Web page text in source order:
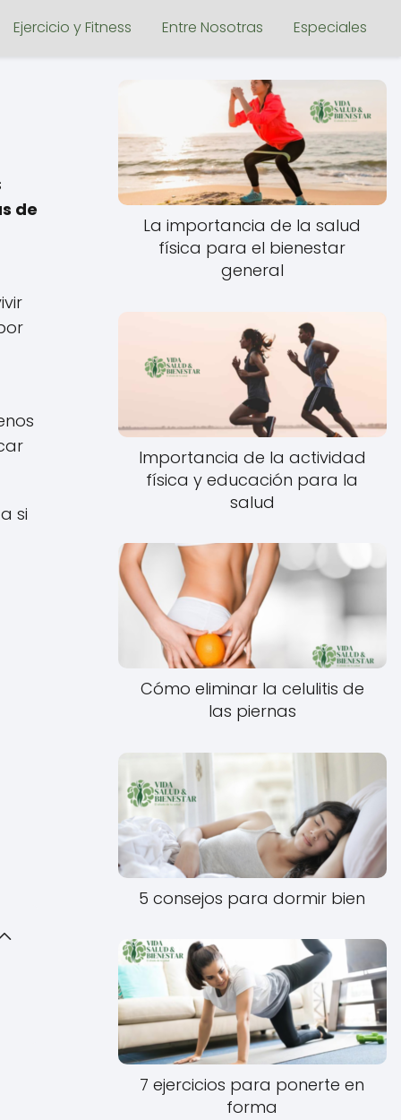
Ejercicio y Fitness Entre Nosotras Especiales
de
si
La importancia de la salud
física para el bienestar
general
Importancia de la actividad
física y educación para la
salud
Cómo eliminar la celulitis de
las piernas
5 consejos para dormir bien
7 ejercicios para ponerte en
forma